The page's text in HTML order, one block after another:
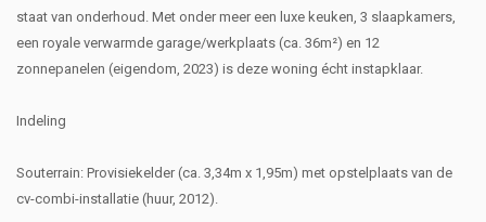
staat van onderhoud. Met onder meer een luxe keuken, 3 slaapkamers,
een royale verwarmde garage/werkplaats (ca. 36m²) en 12
zonnepanelen (eigendom, 2023) is deze woning écht instapklaar.
Indeling
Souterrain: Provisiekelder (ca. 3,34m x 1,95m) met opstelplaats van de
cv-combi-installatie (huur, 2012).